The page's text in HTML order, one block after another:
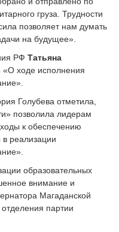
груза. Трудности
позволяет нам думать
на будущее».
РФ Татьяна
«О ходе исполнения
Голубева отметила,
позволила лидерам
к обеспечению
в реализации
образовательных
внимание и
Магаданской
партии